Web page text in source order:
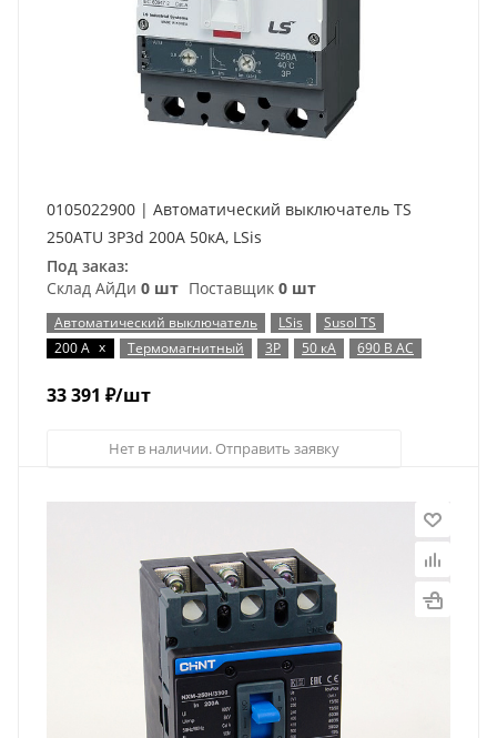
0105022900 | Автоматический выключатель TS
250ATU 3P3d 200А 50кА, LSis
Под заказ:
Склад АйДи 0 шт Поставщик 0 шт
Автоматический выключатель LSis
Susol TS
200 А x Термомагнитный 3P 50 кА 690 В AC
33 391 ₽/шт
Нет в наличии. Отправить заявку